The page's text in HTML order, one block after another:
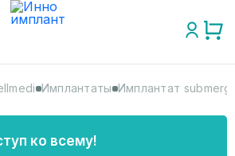
Имплантаты Имплантат
ко всему!